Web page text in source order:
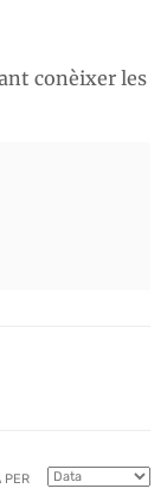
conèixer les
PER